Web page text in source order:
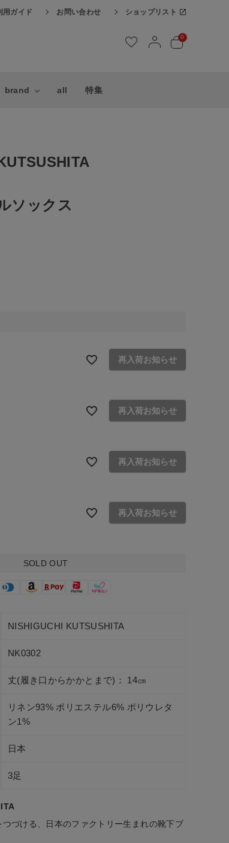
用ガイド お問い合わせ ショップリスト
0
brand all 特集
ソックス
再入荷お知らせ
再入荷お知らせ
再入荷お知らせ
再入荷お知らせ
SOLD OUT
NISHIGUCHI KUTSUSHITA
NK0302
丈(履き口からかかとまで)： 14㎝
リネン93% ポリエステル6% ポリウレタ
ン1%
日本
3足
づける、日本のファクトリー生まれの靴下ブ